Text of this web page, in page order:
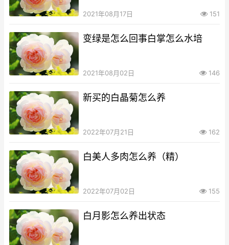
2021年08月17日 151
变绿是怎么回事白掌怎么水培
2021年08月02日 146
新买的白晶菊怎么养
2022年07月21日 162
白美人多肉怎么养（精）
2022年07月02日 155
白月影怎么养出状态